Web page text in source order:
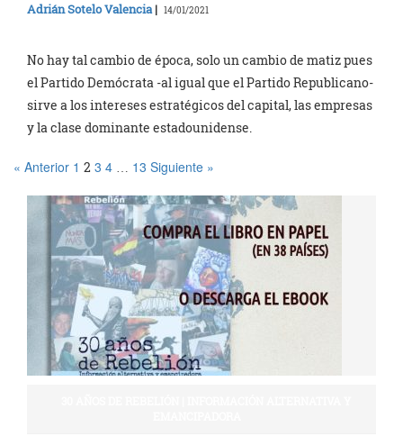
Adrián Sotelo Valencia | 14/01/2021
No hay tal cambio de época, solo un cambio de matiz pues
el Partido Demócrata -al igual que el Partido Republicano-
sirve a los intereses estratégicos del capital, las empresas
y la clase dominante estadounidense.
« Anterior 1 2 3 4 13 Siguiente »